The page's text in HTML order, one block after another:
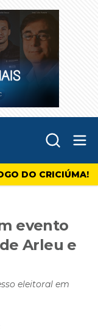
DO CRICIÚMA!
evento
Arleu e
eleitoral em